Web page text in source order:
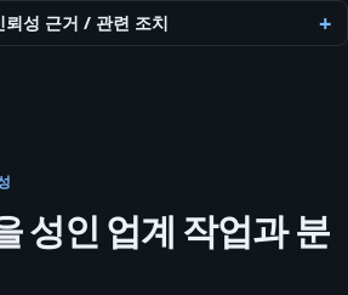
뢰성 근거 / 관련 조치
성인 업계 작업과 분